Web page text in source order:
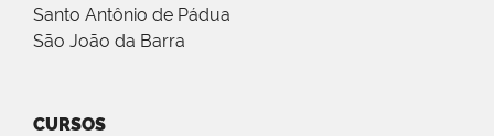
Santo Antônio de Pádua
São João da Barra
CURSOS